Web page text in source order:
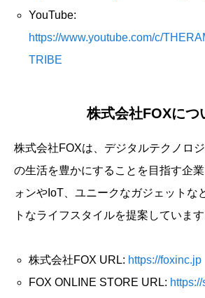
YouTube:
https://www.youtube.com/c/
TRIBE
株式会社FOXにつ
株式会社FOXは、デジタルテクノロ
の生活を豊かにすることを目指す企
ォンやIoT、ユニークなガジェットな
トなライフスタイルを提案しています
株式会社FOX URL: https://foxinc.jp
FOX ONLINE STORE URL: